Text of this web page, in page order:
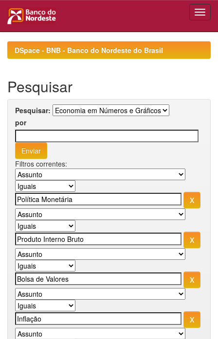
navigationDSpace - BNB - Banco do Nordeste do Brasil
Pesquisar
Pesquisar:
por
Filtros correntes: